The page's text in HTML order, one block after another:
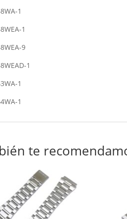
1
1
9
1
1
1
te